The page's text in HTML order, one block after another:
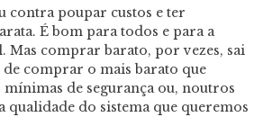
contra poupar custos e ter
É bom para todos e para a
Mas comprar barato, por vezes, sai
comprar o mais barato que
mínimas de segurança ou, noutros
qualidade do sistema que queremos